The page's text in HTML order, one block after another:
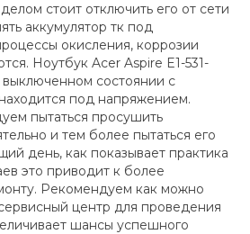
стоит отключить его от сети
аккумулятор тк под
окисления, коррозии
Ноутбук Acer Aspire E1-531-
состоянии с
под напряжением.
пытаться просушить
и тем более пытаться его
день, как показывает практика
это приводит к более
Рекомендуем как можно
центр для проведения
шансы успешного